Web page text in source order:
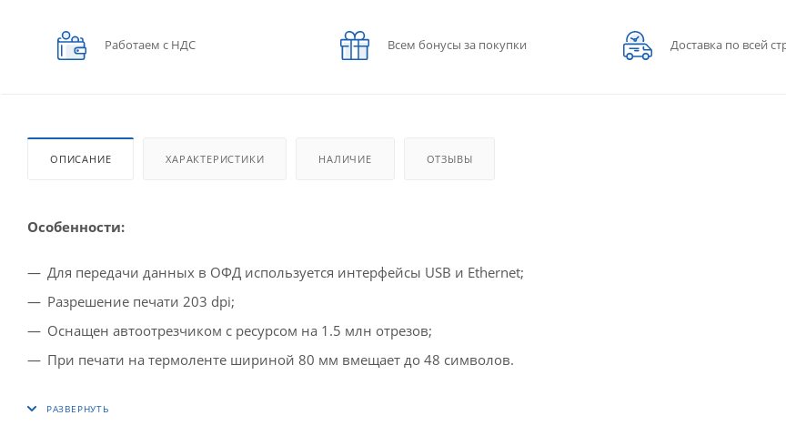
Работаем с НДС Всем бонусы за покупки Доставка по всей
ОПИСАНИЕ ХАРАКТЕРИСТИКИ НАЛИЧИЕ ОТЗЫВЫ
Особенности:
Для передачи данных в ОФД используется интерфейсы USB и Ethernet;
Разрешение печати 203 dpi;
Оснащен автоотрезчиком с ресурсом на 1.5 млн отрезов;
При печати на термоленте шириной 80 мм вмещает до 48 символов.